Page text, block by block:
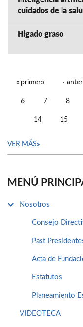
cuidados de la
Higado graso
« primero ‹
6 7 8
14 15
VER MÁS
MENÚ
Nosotros
Consejo
Past
Acta de
Estatutos
Planeamiento
VIDEOTECA